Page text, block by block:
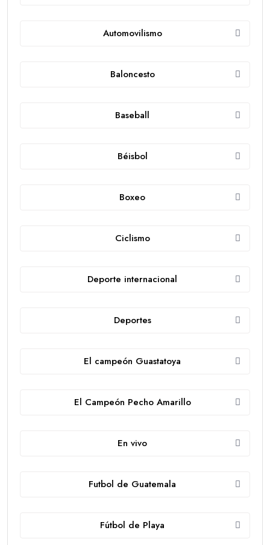
Automovilismo
Baloncesto
Baseball
Béisbol
Boxeo
Ciclismo
Deporte internacional
Deportes
El campeón Guastatoya
El Campeón Pecho Amarillo
En vivo
Futbol de Guatemala
Fútbol de Playa